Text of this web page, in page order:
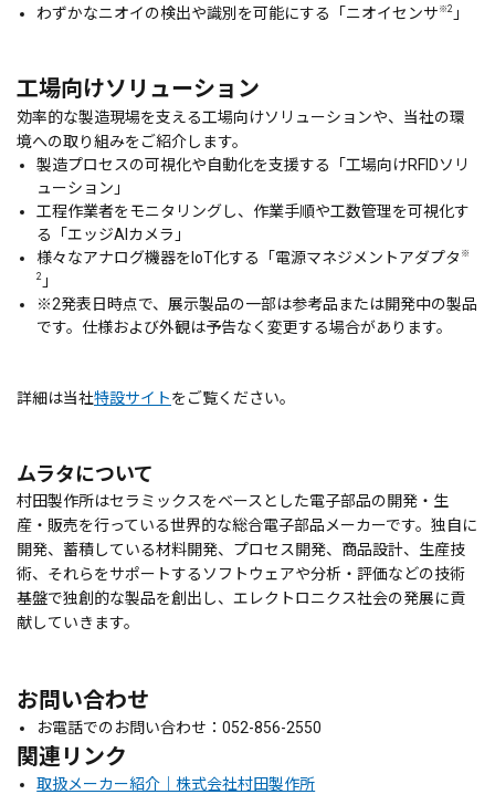
わずかなニオイの検出や識別を可能にする「ニオイセンサ ※2 」
工場向けソリューション
効率的な製造現場を支える工場向けソリューションや、当社の環
境への取り組みをご紹介します。
製造プロセスの可視化や自動化を支援する「工場向けRFIDソリ
ューション」
工程作業者をモニタリングし、作業手順や工数管理を可視化す
る「エッジAIカメラ」
様々なアナログ機器をIoT化する「電源マネジメントアダプタ ※
2 」
※2発表日時点で、展示製品の一部は参考品または開発中の製品
です。仕様および外観は予告なく変更する場合があります。
詳細は当社特設サイトをご覧ください。
ムラタについて
村田製作所はセラミックスをベースとした電子部品の開発・生
産・販売を行っている世界的な総合電子部品メーカーです。独自に
開発、蓄積している材料開発、プロセス開発、商品設計、生産技
術、それらをサポートするソフトウェアや分析・評価などの技術
基盤で独創的な製品を創出し、エレクトロニクス社会の発展に貢
献していきます。
お問い合わせ
お電話でのお問い合わせ：052-856-2550
関連リンク
取扱メーカー紹介｜株式会社村田製作所